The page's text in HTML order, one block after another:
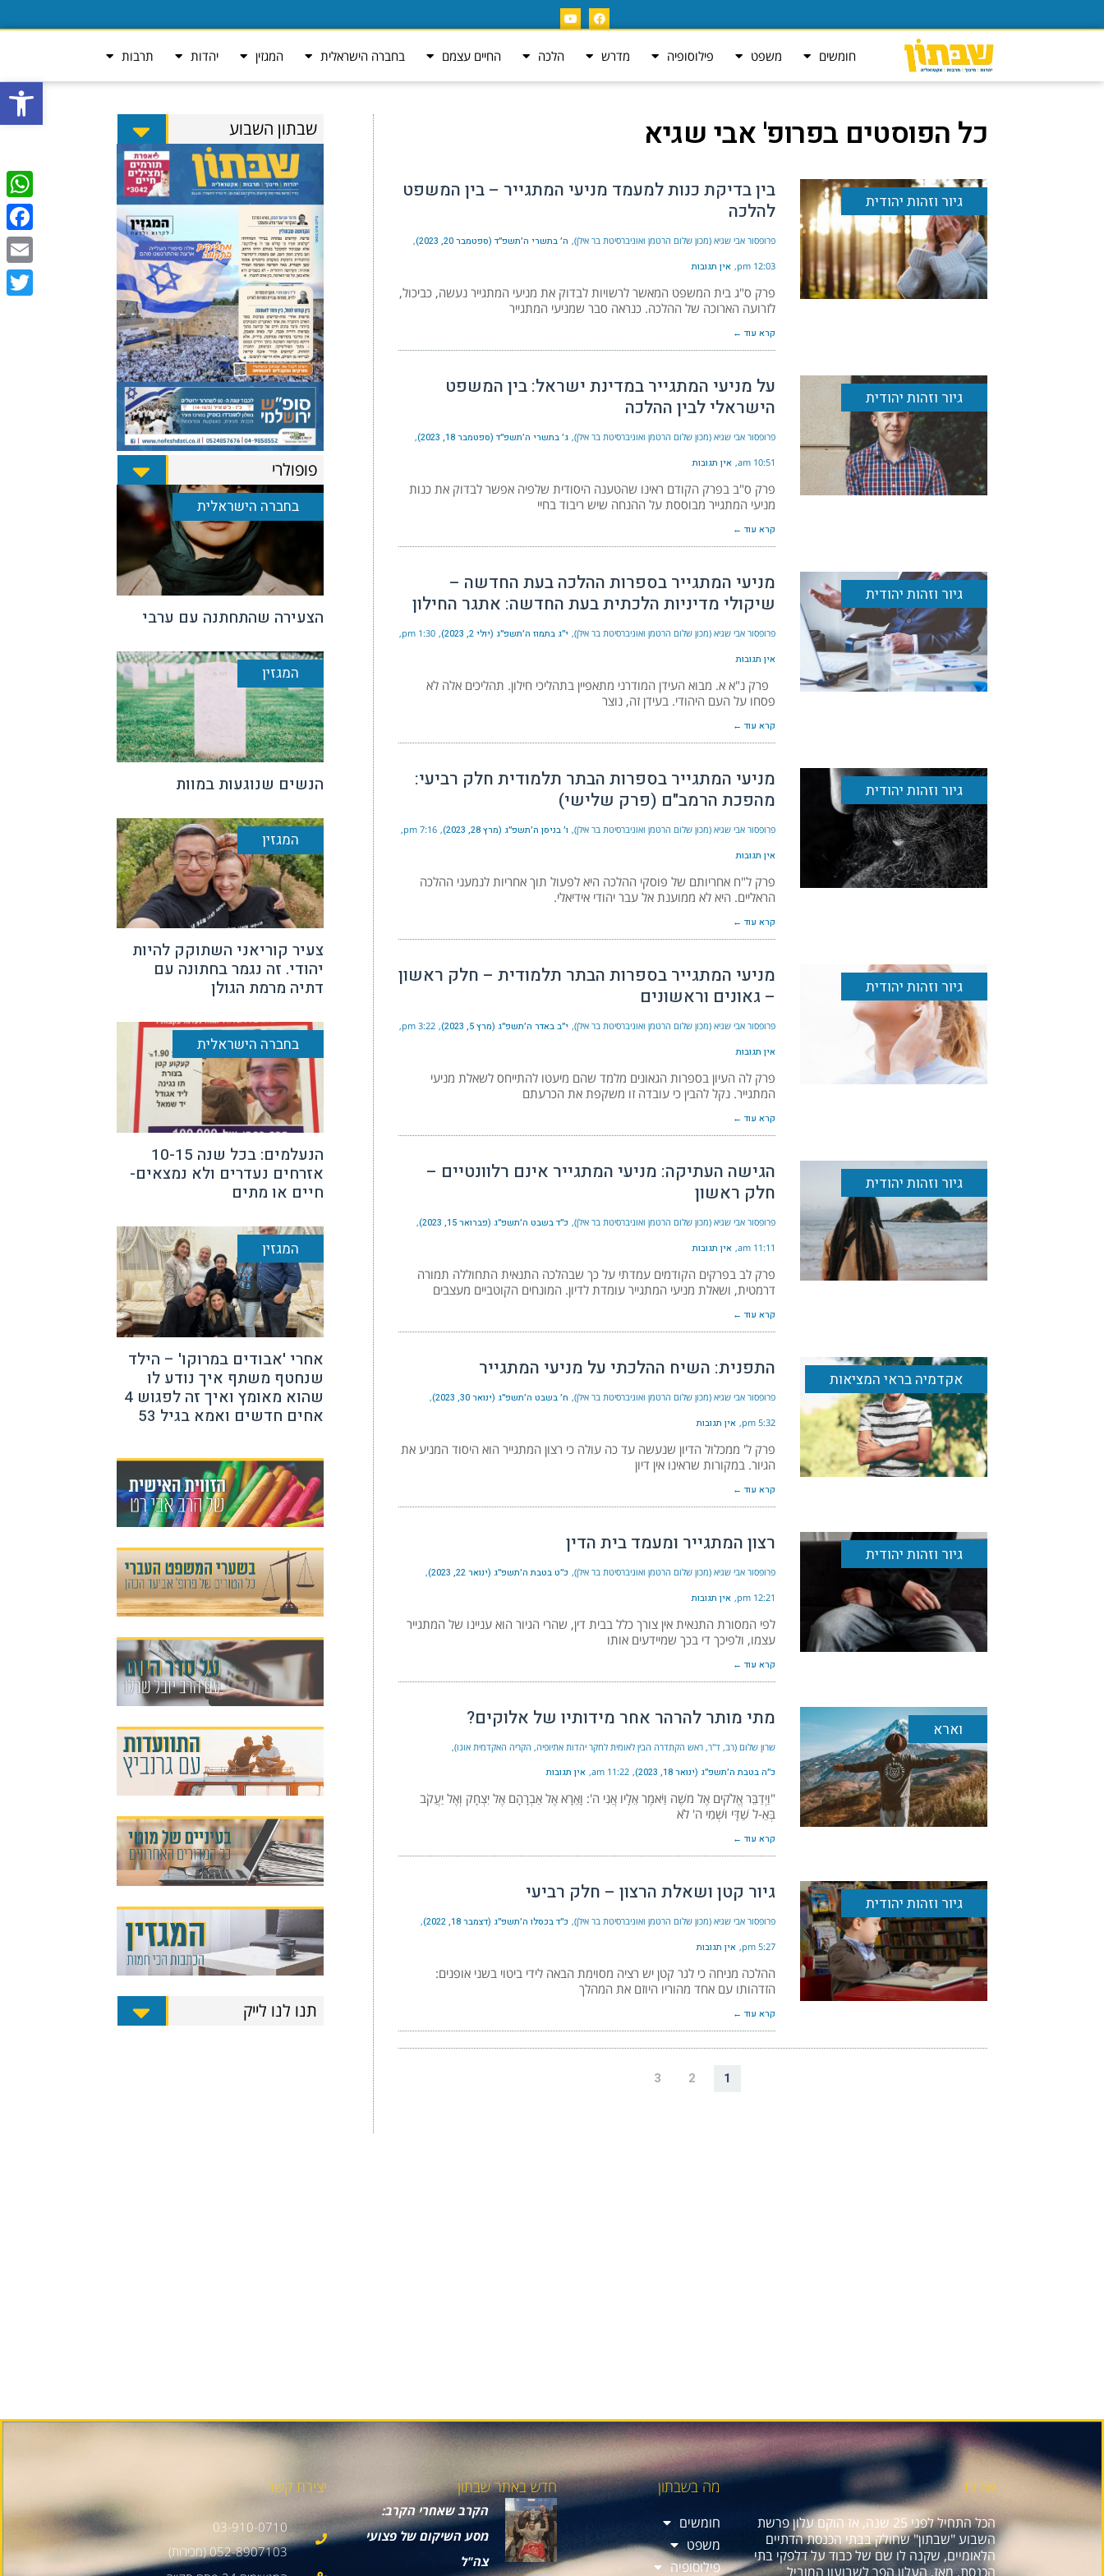
פתח
חומשים משפט פילוסופיה מדרש הלכה החיים עצמם בחברה הישראלית המגזין יהדות תרבות
כל הפוסטים בפרופ' אבי שגיא
גיור וזהות יהודית
בין בדיקת כנות למעמד מניעי המתגייר – בין המשפט
להלכה
פרופסור אבי שגיא (מכון שלום הרטמן ואוניברסיטת בר אילן) ה׳ בתשרי ה׳תשפ״ד (ספטמבר 20, 2023)
12:03 pm אין תגובות
פרק ס"ג בית המשפט המאשר לרשויות לבדוק את מניעי המתגייר נעשה, כביכול,
לזרועה הארוכה של ההלכה. כנראה סבר שמניעי המתגייר
קרא עוד ←
גיור וזהות יהודית
על מניעי המתגייר במדינת ישראל: בין המשפט
הישראלי לבין ההלכה
פרופסור אבי שגיא (מכון שלום הרטמן ואוניברסיטת בר אילן) ג׳ בתשרי ה׳תשפ״ד (ספטמבר 18, 2023)
10:51 am אין תגובות
פרק ס"ב בפרק הקודם ראינו שהטענה היסודית שלפיה אפשר לבדוק את כנות
מניעי המתגייר מבוססת על ההנחה שיש ריבוד בחיי
קרא עוד ←
גיור וזהות יהודית
מניעי המתגייר בספרות ההלכה בעת החדשה –
שיקולי מדיניות הלכתית בעת החדשה: אתגר החילון
פרופסור אבי שגיא (מכון שלום הרטמן ואוניברסיטת בר אילן) י״ג בתמוז ה׳תשפ״ג (יולי 2, 2023) 1:30 pm
אין תגובות
פרק נ"א א. מבוא העידן המודרני מתאפיין בתהליכי חילון. תהליכים אלה לא
פסחו על העם היהודי. בעידן זה, נוצר
קרא עוד ←
גיור וזהות יהודית
מניעי המתגייר בספרות הבתר תלמודית חלק רביעי:
מהפכת הרמב"ם (פרק שלישי)
פרופסור אבי שגיא (מכון שלום הרטמן ואוניברסיטת בר אילן) ו׳ בניסן ה׳תשפ״ג (מרץ 28, 2023) 7:16 pm
אין תגובות
פרק ל"ח אחריותם של פוסקי ההלכה היא לפעול תוך אחריות לנמעני ההלכה
הראליים. היא לא ממוענת אל עבר יהודי אידיאלי.
קרא עוד ←
גיור וזהות יהודית
מניעי המתגייר בספרות הבתר תלמודית – חלק ראשון
– גאונים וראשונים
פרופסור אבי שגיא (מכון שלום הרטמן ואוניברסיטת בר אילן) י״ב באדר ה׳תשפ״ג (מרץ 5, 2023) 3:22 pm
אין תגובות
פרק לה העיון בספרות הגאונים מלמד שהם מיעטו להתייחס לשאלת מניעי
המתגייר. נקל להבין כי עובדה זו משקפת את הכרעתם
קרא עוד ←
גיור וזהות יהודית
הגישה העתיקה: מניעי המתגייר אינם רלוונטיים –
חלק ראשון
פרופסור אבי שגיא (מכון שלום הרטמן ואוניברסיטת בר אילן) כ״ד בשבט ה׳תשפ״ג (פברואר 15, 2023)
11:11 am אין תגובות
פרק לב בפרקים הקודמים עמדתי על כך שבהלכה התנאית התחוללה תמורה
דרמטית, ושאלת מניעי המתגייר עומדת לדיון. המונחים הקוטביים מעצבים
קרא עוד ←
אקדמיה בראי המציאות התפנית: השיח ההלכתי על מניעי המתגייר
פרופסור אבי שגיא (מכון שלום הרטמן ואוניברסיטת בר אילן) ח׳ בשבט ה׳תשפ״ג (ינואר 30, 2023)
5:32 pm אין תגובות
פרק ל' ממכלול הדיון שנעשה עד כה עולה כי רצון המתגייר הוא היסוד המניע את
הגיור. במקורות שראינו אין דיון
קרא עוד ←
גיור וזהות יהודית רצון המתגייר ומעמד בית הדין
פרופסור אבי שגיא (מכון שלום הרטמן ואוניברסיטת בר אילן) כ״ט בטבת ה׳תשפ״ג (ינואר 22, 2023)
12:21 pm אין תגובות
לפי המסורת התנאית אין צורך כלל בבית דין, שהרי הגיור הוא עניינו של המתגייר
עצמו, ולפיכך די בכך שמיידעים אותו
קרא עוד ←
וארא מתי מותר להרהר אחר מידותיו של אלוקים?
שרון שלום (רב, ד"ר, ראש הקתדרה הבין לאומית לחקר יהדות אתיופיה, הקריה האקדמית אונו)
כ״ה בטבת ה׳תשפ״ג (ינואר 18, 2023) 11:22 am אין תגובות
"וַיְדַבֵּר אֱלֹקים אֶל משֶׁה וַיֹּאמֶר אֵלָיו אֲנִי ה': וָאֵרָא אֶל אַבְרָהָם אֶל יִצְחָק וְאֶל יַעֲקֹב
בְּאֵ-ל שַׁדָּי וּשְׁמִי ה' לֹא
קרא עוד ←
גיור וזהות יהודית גיור קטן ושאלת הרצון – חלק רביעי
פרופסור אבי שגיא (מכון שלום הרטמן ואוניברסיטת בר אילן) כ״ד בכסלו ה׳תשפ״ג (דצמבר 18, 2022)
5:27 pm אין תגובות
ההלכה מניחה כי לגר קטן יש רציה מסוימת הבאה לידי ביטוי בשני אופנים:
הזדהותו עם אחד מהוריו היוזם את המהלך
קרא עוד ←
1
2
3
שבתון השבוע
פופולרי
בחברה הישראלית
הצעירה שהתחתנה עם ערבי
המגזין
הנשים שנוגעות במוות
המגזין
צעיר קוריאני השתוקק להיות
יהודי. זה נגמר בחתונה עם
דתיה מרמת הגולן
בחברה הישראלית
הנעלמים: בכל שנה 10-15
אזרחים נעדרים ולא נמצאים-
חיים או מתים
המגזין
אחרי 'אבודים במרוקו' – הילד
שנחטף משתף איך נודע לו
שהוא מאומץ ואיך זה לפגוש 4
אחים חדשים ואמא בגיל 53
תנו לנו לייק
אודות
הכל התחיל לפני 25 שנה, אז הוקם עלון פרשת
השבוע "שבתון" שחולק בבתי הכנסת הדתיים
הלאומיים, שקנה לו שם של כבוד על דלפקי בתי
הכנסת. מאז, העלון הפך לשבועון המוביל
מה בשבתון
חומשים
משפט
פילוסופיה
חדש באתר שבתון
הקרב שאחרי הקרב:
מסע השיקום של פצועי
צה"ל
יצירת קשר
03-910-0710
052-8907103 (מכירות)
Email